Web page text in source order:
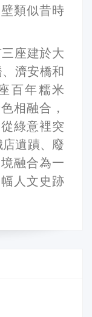
類似昔時
座建於大
濟安橋和
百年糯米
相融合，
綠意裡突
店遺蹟、廢
融合為一
人文史跡